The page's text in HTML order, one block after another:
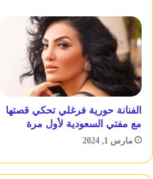
الفنانة حورية فرغلي تحكي قصتها
مع مفتي السعودية لأول مرة
مارس 1, 2024